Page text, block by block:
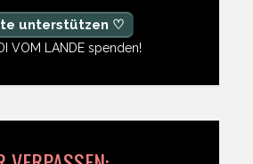
unterstützen ♡
VOM LANDE spenden!